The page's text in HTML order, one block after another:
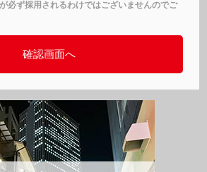
必ず採用されるわけではございませんのでご